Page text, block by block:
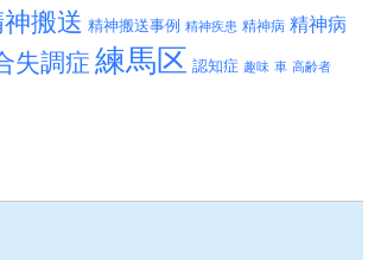
搬送 精神搬送事例 精神疾患 精神病 精神病
失調症 練馬区 認知症 趣味 車 高齢者